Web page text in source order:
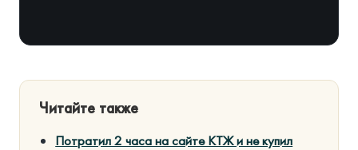
Читайте также
Потратил 2 часа на сайте КТЖ и не купил